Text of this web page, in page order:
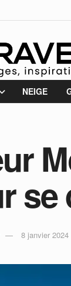
NEIGE
se
8 janvier 2024